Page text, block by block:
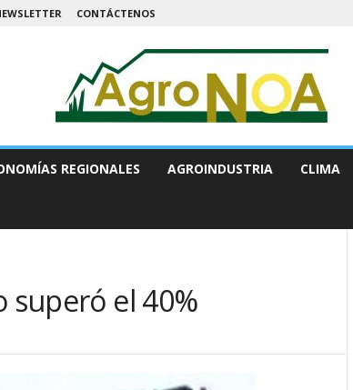
CONTÁCTENOS
REGIONALES AGROINDUSTRIA CLIMA
superó el 40%